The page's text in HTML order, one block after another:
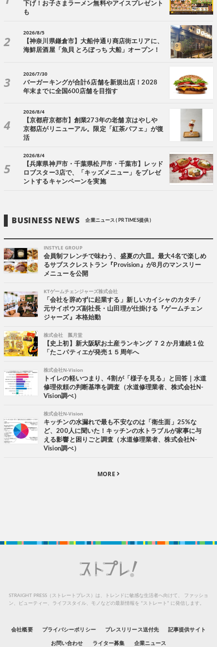
下げ！お子さまラーメン無料やアイスプレゼント
も
2026/8/5
【神奈川県鎌倉市】大船仲通り商店街エリアに、
海鮮居酒屋「魚貝 とろぼっち 大船」オープン！
2026/7/30
バーガーキングが合計6店舗を新規出店！2028
年末までに全国600店舗を目指す
2026/8/4
【京都府京都市】創業273年の老舗 京はやしや
京都店がリニューアル。限定「紅茶パフェ」が復
活
2026/8/4
【兵庫県神戸市・千葉県松戸市・千葉市】レッド
ロブスター3店で、「キッズメニュー」をプレゼ
ントするキャンペーンを実施
BUSINESS NEWS 企業ニュース ( PR TIMES提供 )
INSTYLE GROUP
会員制フレンチで味わう、盛夏の六皿。最大4名で楽しめ
るサブスクレストラン『Provision』が8月のマンスリー
メニューを公開
KTゲームチェンジャーズ株式会社
「会社を辞めずに起業する」新しいカイシャのカタチ /
元サイボウズ副社長・山田理が仕掛ける『ゲームチェン
ジャーズ』本格始動
株式会社 瓢月堂
【史上初】新大阪駅お土産ランキング ７２か月連続１位
「たこパティエが発売１５周年へ
株式会社N-Vision
トイレの軽いつまり、4割が「様子を見る」と回答｜水道
修理依頼の判断基準を調査（水道修理業者、株式会社N-
Vision調べ）
株式会社N-Vision
キッチンの水漏れで最も不安なのは「衛生面」25%な
ど、200人に聞いた！キッチンの水トラブルが家事に与
える影響と困りごと調査（水道修理業者、株式会社N-
Vision調べ）
MORE
STRAIGHT PRESS（ストレートプレス）は、トレンドに敏感な生活者へ向けて、
ファッショ
ン、ビューティー、ライフスタイル、モノなどの最新情報を “ストレート” に発信します。
会社概要 プライバシーポリシー プレスリリース送付先 記事提供サイト
お問い合わせ ライター募集 企業ニュース